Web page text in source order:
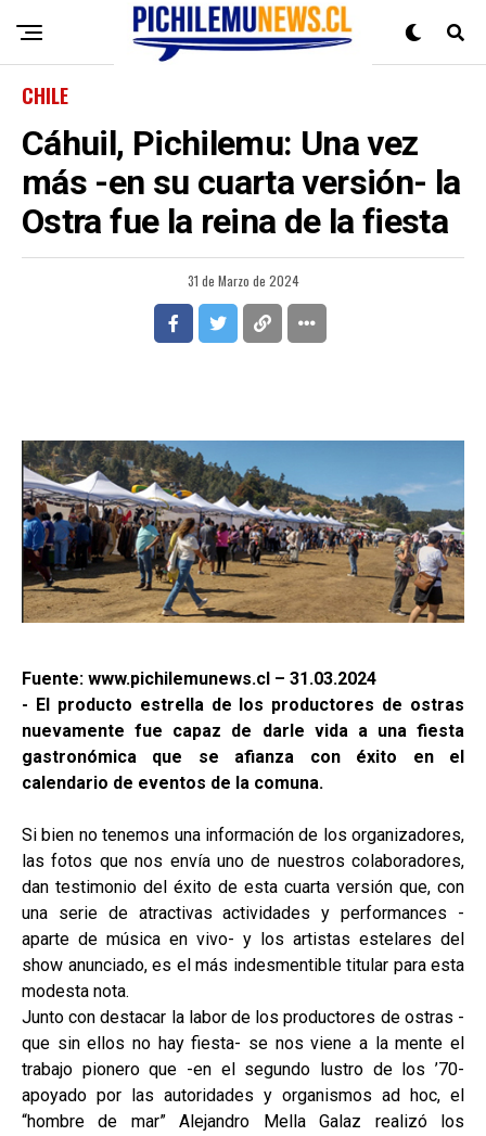
CHILE
Cáhuil, Pichilemu: Una vez
más -en su cuarta versión- la
Ostra fue la reina de la fiesta
31 de Marzo de 2024
Fuente: www.pichilemunews.cl – 31.03.2024
- El producto estrella de los productores de ostras
nuevamente fue capaz de darle vida a una fiesta
gastronómica que se afianza con éxito en el
calendario de eventos de la comuna.
Si bien no tenemos una información de los organizadores,
las fotos que nos envía uno de nuestros colaboradores,
dan testimonio del éxito de esta cuarta versión que, con
una serie de atractivas actividades y performances -
aparte de música en vivo- y los artistas estelares del
show anunciado, es el más indesmentible titular para esta
modesta nota.
Junto con destacar la labor de los productores de ostras -
que sin ellos no hay fiesta- se nos viene a la mente el
trabajo pionero que -en el segundo lustro de los ’70-
apoyado por las autoridades y organismos ad hoc, el
“hombre de mar” Alejandro Mella Galaz realizó los